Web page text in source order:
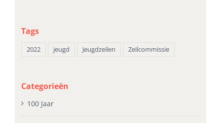
Tags
2022 jeugd Jeugdzeilen Zeilcommissie
Categorieën
100 Jaar